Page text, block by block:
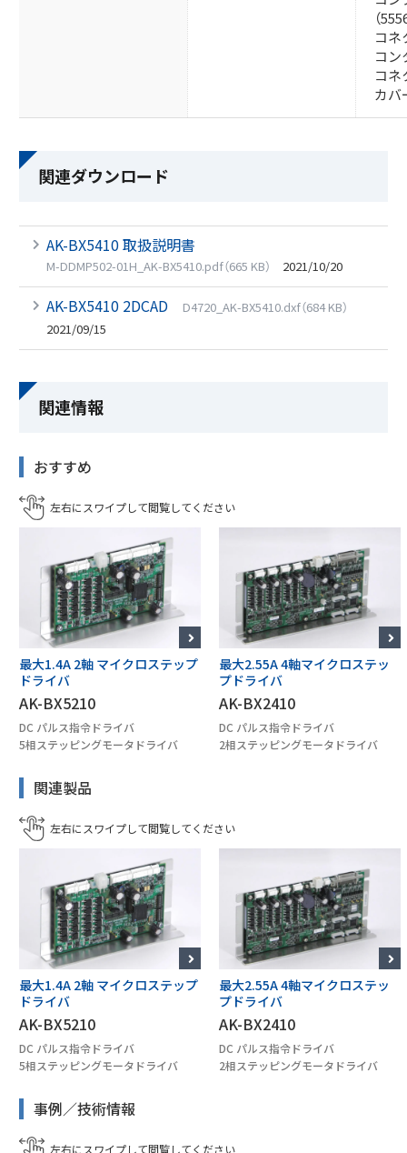
（
コ
コ
コ
カ
関連ダウンロード
AK-BX5410 取扱説明書
M-DDMP502-01H_AK-BX5410.pdf（665 KB） 2021/10/20
AK-BX5410 2DCAD
D4720_AK-BX5410.dxf（684 KB）
2021/09/15
関連情報
おすすめ
最大1.4A 2軸 マイクロステップ
ドライバ
AK-BX5210
DC パルス指令ドライバ
5相ステッピングモータドライバ
最大2.55A 4軸マイクロステッ
プドライバ
AK-BX2410
DC パルス指令ドライバ
2相ステッピングモータドライバ
関連製品
最大1.4A 2軸 マイクロステップ
ドライバ
AK-BX5210
DC パルス指令ドライバ
5相ステッピングモータドライバ
最大2.55A 4軸マイクロステッ
プドライバ
AK-BX2410
DC パルス指令ドライバ
2相ステッピングモータドライバ
事例／技術情報